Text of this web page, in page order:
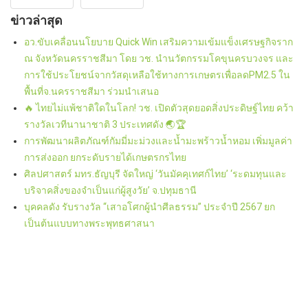
ข่าวล่าสุด
อว.ขับเคลื่อนนโยบาย Quick Win เสริมความเข้มแข็งเศรษฐกิจราก
ณ จังหวัดนครราชสีมา โดย วช. นำนวัตกรรมโคขุนครบวงจร และ
การใช้ประโยชน์จากวัสดุเหลือใช้ทางการเกษตรเพื่อลดPM2.5 ใน
พื้นที่จ.นครราชสีมา ร่วมนำเสนอ
🔥 ไทยไม่แพ้ชาติใดในโลก! วช. เปิดตัวสุดยอดสิ่งประดิษฐ์ไทย คว้า
รางวัลเวทีนานาชาติ 3 ประเทศดัง 🌏🏆
การพัฒนาผลิตภัณฑ์กัมมี่มะม่วงและน้ำมะพร้าวน้ำหอม เพิ่มมูลค่า
การส่งออก ยกระดับรายได้เกษตรกรไทย
ศิลปศาสตร์ มทร.ธัญบุรี จัดใหญ่ ‘วันมัคคุเทศก์ไทย’ ‘ระดมทุนและ
บริจาคสิ่งของจำเป็นแก่ผู้สูงวัย’ จ.ปทุมธานี
บุคคลดัง รับรางวัล “เสาอโศกผู้นำศีลธรรม” ประจำปี 2567 ยก
เป็นต้นแบบทางพระพุทธศาสนา